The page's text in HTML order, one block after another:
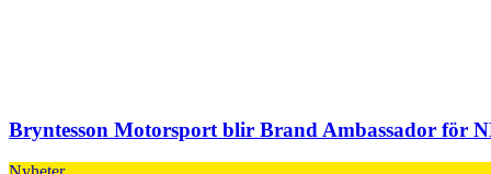
Bryntesson Motorsport blir Brand Ambassador för